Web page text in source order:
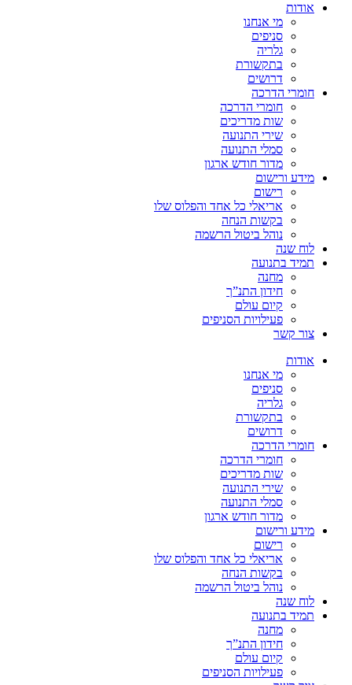
אודות
מי אנחנו
סניפים
גלריה
בתקשורת
דרושים
חומרי הדרכה
חומרי הדרכה
שות מדריכים
שירי התנועה
סמלי התנועה
מדור חודש ארגון
מידע ורישום
רישום
אריאלי כל אחד והפלוס שלו
בקשות הנחה
נוהל ביטול הרשמה
לוח שנה
תמיד בתנועה
מחנה
חידון התנ”ך
קיום עולם
פעילויות הסניפים
צור קשר
אודות
מי אנחנו
סניפים
גלריה
בתקשורת
דרושים
חומרי הדרכה
חומרי הדרכה
שות מדריכים
שירי התנועה
סמלי התנועה
מדור חודש ארגון
מידע ורישום
רישום
אריאלי כל אחד והפלוס שלו
בקשות הנחה
נוהל ביטול הרשמה
לוח שנה
תמיד בתנועה
מחנה
חידון התנ”ך
קיום עולם
פעילויות הסניפים